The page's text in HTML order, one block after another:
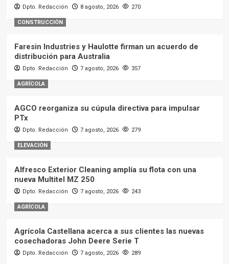
Dpto. Redacción 8 agosto, 2026 270
CONSTRUCCIÓN
Faresin Industries y Haulotte firman un acuerdo de
distribución para Australia
Dpto. Redacción 7 agosto, 2026 357
AGRÍCOLA
AGCO reorganiza su cúpula directiva para impulsar
PTx
Dpto. Redacción 7 agosto, 2026 279
ELEVACIÓN
Alfresco Exterior Cleaning amplía su flota con una
nueva Multitel MZ 250
Dpto. Redacción 7 agosto, 2026 243
AGRÍCOLA
Agrícola Castellana acerca a sus clientes las nuevas
cosechadoras John Deere Serie T
Dpto. Redacción 7 agosto, 2026 289